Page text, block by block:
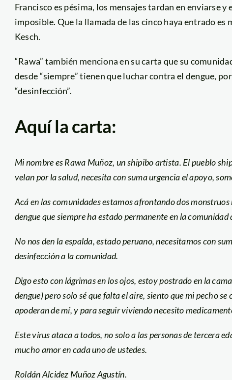
Francisco es pésima, los mensajes tardan en enviarse
imposible. Que la llamada de las cinco haya entrado es
Kesch.
“Rawa” también menciona en su carta que su
desde “siempre” tienen que luchar contra el dengue,
“desinfección”.
Aquí la carta:
Mi nombre es Rawa Muñoz, un shipibo artista. El pueblo
velan por la salud, necesita con suma urgencia el apoyo,
Acá en las comunidades estamos afrontando dos
dengue que siempre ha estado permanente en la comunidad
No nos den la espalda, estado peruano, necesitamos con
desinfección a la comunidad.
Digo esto con lágrimas en los ojos, estoy postrado en la
dengue) pero solo sé que falta el aire, siento que mi pecho
apoderan de mí, y para seguir viviendo necesito
Este virus ataca a todos, no solo a las personas de tercera
mucho amor en cada uno de ustedes.
Roldán Alcidez Muñoz Agustín.